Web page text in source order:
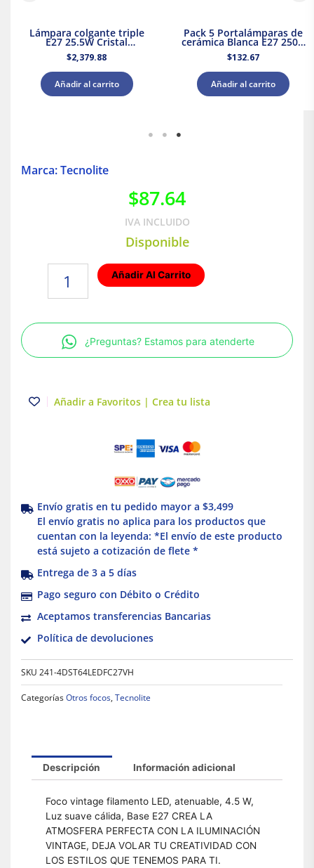
Lámpara colgante triple
E27 25.5W Cristal
Negro/Dorado Tecnolite
$2,379.88
Añadir al carrito
Pack 5 Portalámparas de
cerámica Blanca E27 250V
660W Royer
$132.67
Añadir al carrito
Marca: Tecnolite
$87.64
IVA INCLUIDO
Disponible
Cálida
Base
E27
Añadir Al Carrito
¿Preguntas? Estamos para atenderte
Añadir a Favoritos | Crea tu lista
Envío gratis en tu pedido mayor a $3,499
El envío gratis no aplica para los productos que
cuentan con la leyenda: *El envío de este producto
está sujeto a cotización de flete *
Entrega de 3 a 5 días
Pago seguro con Débito o Crédito
Aceptamos transferencias Bancarias
Política de devoluciones
SKU 241-4DST64LEDFC27VH
CategoríasOtros focos, Tecnolite
Descripción Información adicional
Foco vintage filamento LED, atenuable, 4.5 W,
Luz suave cálida, Base E27 CREA LA
ATMOSFERA PERFECTA CON LA ILUMINACIÓN
VINTAGE, DEJA VOLAR TU CREATIVIDAD CON
LOS ESTILOS QUE TENEMOS PARA TI.